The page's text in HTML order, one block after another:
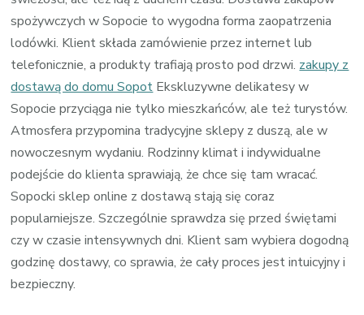
spożywczych w Sopocie to wygodna forma zaopatrzenia
lodówki. Klient składa zamówienie przez internet lub
telefonicznie, a produkty trafiają prosto pod drzwi. zakupy z
dostawą do domu Sopot Ekskluzywne delikatesy w
Sopocie przyciąga nie tylko mieszkańców, ale też turystów.
Atmosfera przypomina tradycyjne sklepy z duszą, ale w
nowoczesnym wydaniu. Rodzinny klimat i indywidualne
podejście do klienta sprawiają, że chce się tam wracać.
Sopocki sklep online z dostawą stają się coraz
popularniejsze. Szczególnie sprawdza się przed świętami
czy w czasie intensywnych dni. Klient sam wybiera dogodną
godzinę dostawy, co sprawia, że cały proces jest intuicyjny i
bezpieczny.